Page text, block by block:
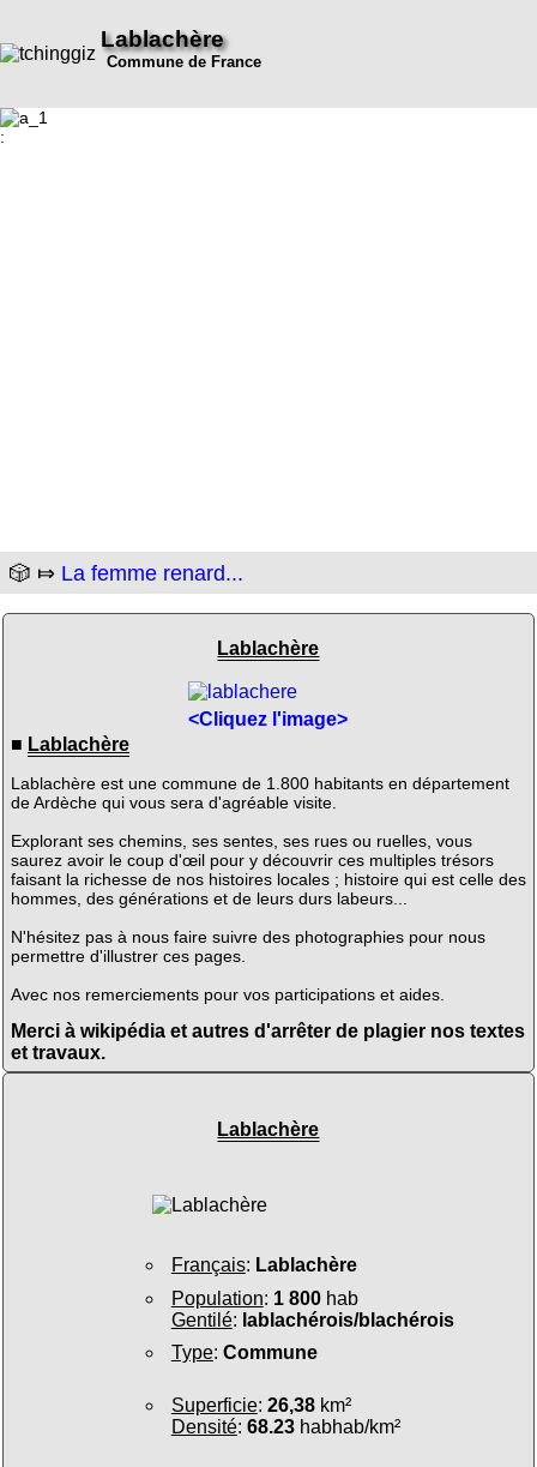
Lablachère
Commune de France
:
🎲 ⤇ La femme renard...
Lablachère
<Cliquez l'image>
■ Lablachère
Lablachère est une commune de 1.800 habitants en département
de Ardèche qui vous sera d'agréable visite.
Explorant ses chemins, ses sentes, ses rues ou ruelles, vous
saurez avoir le coup d'œil pour y découvrir ces multiples trésors
faisant la richesse de nos histoires locales ; histoire qui est celle des
hommes, des générations et de leurs durs labeurs...
N'hésitez pas à nous faire suivre des photographies pour nous
permettre d'illustrer ces pages.
Avec nos remerciements pour vos participations et aides.
Merci à wikipédia et autres d'arrêter de plagier nos textes
et travaux.
Lablachère
Français: Lablachère
Population: 1 800hab
Gentilé: lablachérois/blachérois
Type: Commune
Superficie: 26,38km²
Densité: 68.23habhab/km²